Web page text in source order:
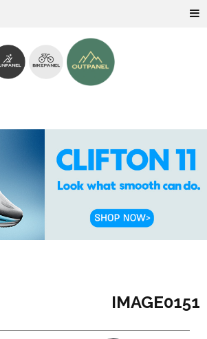
IMAGE0151